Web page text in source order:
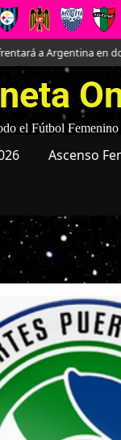
en doble
el Fútbol Femenino
Ascenso